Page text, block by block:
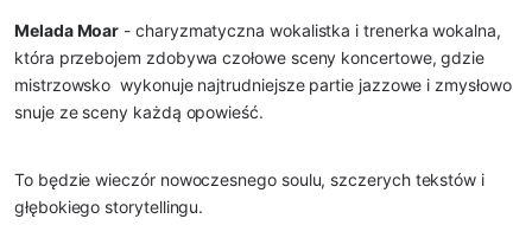
Melada Moar - charyzmatyczna wokalistka i trenerka wokalna,
która przebojem zdobywa czołowe sceny koncertowe, gdzie
mistrzowsko  wykonuje najtrudniejsze partie jazzowe i zmysłowo
snuje ze sceny każdą opowieść.
To będzie wieczór nowoczesnego soulu, szczerych tekstów i
głębokiego storytellingu.